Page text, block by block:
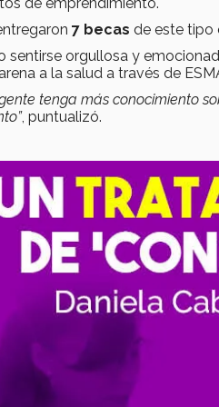
7 becas de este tipo
sentirse orgullosa y
a la salud a través de
tenga más conocimiento
, puntualizó.